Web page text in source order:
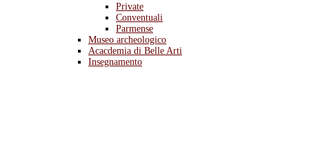
Private
Conventuali
Parmense
Museo archeologico
Acacdemia di Belle Arti
Insegnamento